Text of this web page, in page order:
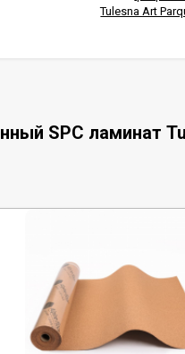
Tulesna Art
SPC ламинат